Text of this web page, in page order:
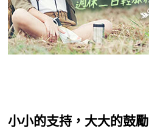
小小的支持，大大的鼓勵